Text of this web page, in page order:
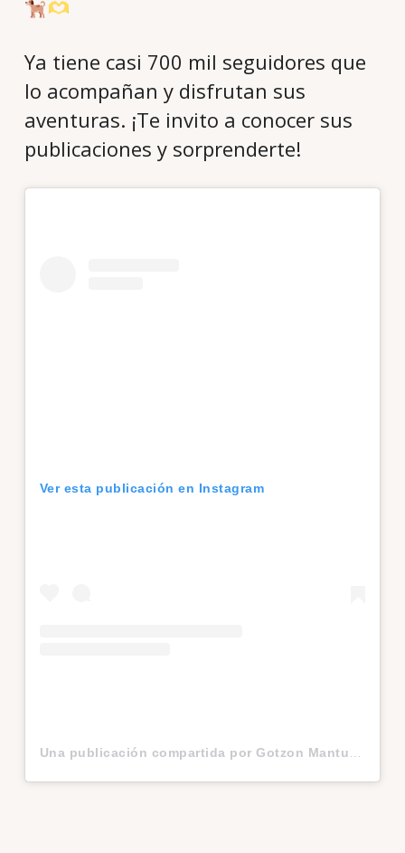
Ya tiene casi 700 mil seguidores que
lo acompañan y disfrutan sus
aventuras. ¡Te invito a conocer sus
publicaciones y sorprenderte!
Ver esta publicación en Instagram